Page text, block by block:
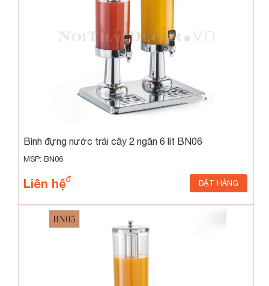
Bình đựng nước trái cây 2 ngăn 6 lít BN06
MSP: BN06
Liên hệ ĐẶT HÀNG